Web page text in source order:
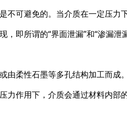
不可避免的。当介质在一定压力
即所谓的“界面泄漏”和“渗漏泄漏
由柔性石墨等多孔结构加工而成
力作用下，介质会通过材料内部